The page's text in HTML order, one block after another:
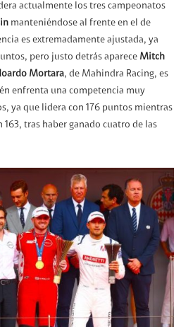
actualmente los tres campeonatos
manteniéndose al frente en el de
es extremadamente ajustada, ya
pero justo detrás aparece Mitch
Mortara, de Mahindra Racing, es
enfrenta una competencia muy
ya que lidera con 176 puntos mientras
tras haber ganado cuatro de las